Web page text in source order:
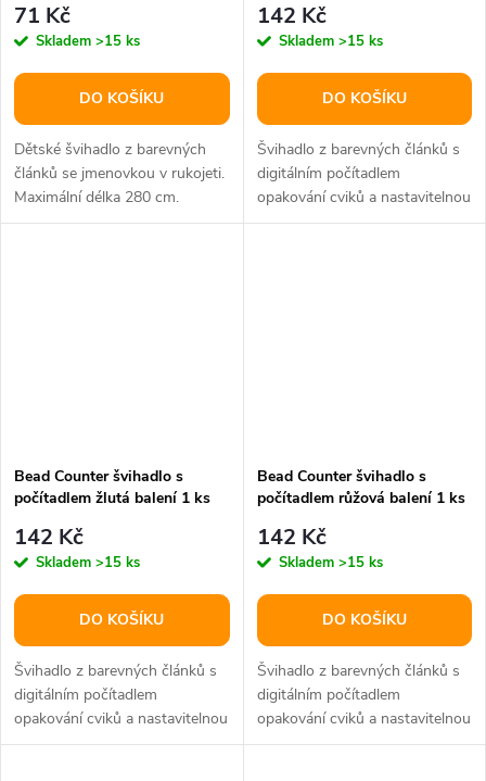
71 Kč
Skladem >15 ks
DO KOŠÍKU
Dětské švihadlo z barevných
článků se jmenovkou v rukojeti.
Maximální délka 280 cm.
142 Kč
Skladem >15 ks
DO KOŠÍKU
Švihadlo z barevných článků s
digitálním počítadlem
opakování cviků a nastavitelnou
dobou cvičení, maximální
Bead Counter švihadlo s
počítadlem žlutá balení 1 ks
142 Kč
Skladem >15 ks
DO KOŠÍKU
Švihadlo z barevných článků s
digitálním počítadlem
opakování cviků a nastavitelnou
dobou cvičení, maximální
Bead Counter švihadlo s
počítadlem růžová balení 1 ks
142 Kč
Skladem >15 ks
DO KOŠÍKU
Švihadlo z barevných článků s
digitálním počítadlem
opakování cviků a nastavitelnou
dobou cvičení, maximální